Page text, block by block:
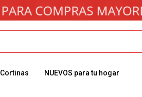
Cortinas NUEVOS para tu hogar